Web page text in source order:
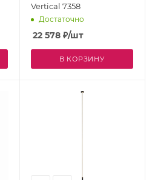
Vertical 7358
Достаточно
22 578₽/шт
В КОРЗИНУ